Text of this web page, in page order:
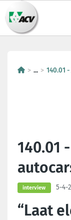
... 140.01
140.01
interview 5-4-
“Laat